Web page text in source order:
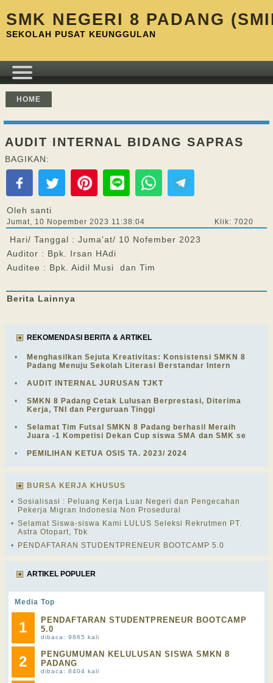
SMK NEGERI 8 PADANG
SEKOLAH PUSAT KEUNGGULAN
HOME
AUDIT INTERNAL BIDANG SAPRAS
BAGIKAN:
Oleh santi
Jumat, 10 Nopember 2023 11:38:04 Klik: 7020
Hari/ Tanggal : Juma'at/ 10 Nofember 2023
Auditor : Bpk. Irsan HAdi
Auditee : Bpk. Aidil Musi dan Tim
Berita Lainnya
REKOMENDASI BERITA & ARTIKEL
•
Menghasilkan Sejuta Kreativitas: Konsistensi SMKN 8
Padang Menuju Sekolah Literasi Berstandar Intern
• AUDIT INTERNAL JURUSAN TJKT
•
SMKN 8 Padang Cetak Lulusan Berprestasi, Diterima
Kerja, TNI dan Perguruan Tinggi
•
Selamat Tim Futsal SMKN 8 Padang berhasil Meraih
Juara -1 Kompetisi Dekan Cup siswa SMA dan SMK se
• PEMILIHAN KETUA OSIS TA. 2023/ 2024
BURSA KERJA KHUSUS
• Sosialisasi : Peluang Kerja Luar Negeri dan Pengecahan
Pekerja Migran Indonesia Non Prosedural
• Selamat Siswa-siswa Kami LULUS Seleksi Rekrutmen PT.
Astra Otopart, Tbk
•
PENDAFTARAN STUDENTPRENEUR BOOTCAMP 5.0
ARTIKEL POPULER
Media Top
1
PENDAFTARAN STUDENTPRENEUR BOOTCAMP
5.0
dibaca: 9865 kali
2
PENGUMUMAN KELULUSAN SISWA SMKN 8
PADANG
dibaca: 8404 kali